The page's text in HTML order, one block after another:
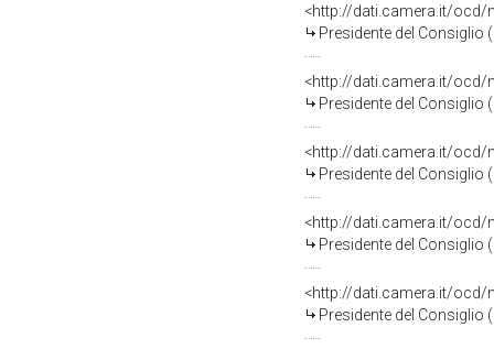
<http://dati.camera.it/ocd/
Presidente del Consiglio
<http://dati.camera.it/ocd/
Presidente del Consiglio
<http://dati.camera.it/ocd/
Presidente del Consiglio
<http://dati.camera.it/ocd/
Presidente del Consiglio
<http://dati.camera.it/ocd/
Presidente del Consiglio